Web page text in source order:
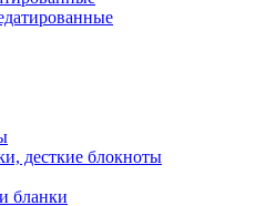
десткие блокноты
бланки